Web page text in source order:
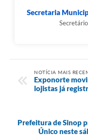
Secretaria
NOTÍCIA MAIS
Exponorte
lojistas já
Prefeitura de Sinop
Único neste